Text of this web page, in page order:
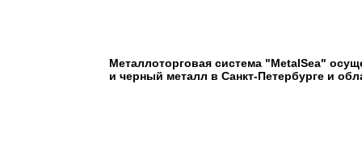
Металлоторговая система "MetalSea"
и черный металл в Санкт-Петербурге и